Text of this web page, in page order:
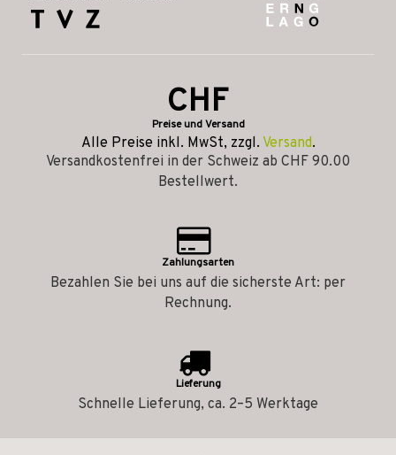
CHF
Preise und Versand
Alle Preise inkl. MwSt, zzgl. Versand.
Versandkostenfrei in der Schweiz ab CHF 90.00
Bestellwert.
Zahlungsarten
Bezahlen Sie bei uns auf die sicherste Art: per
Rechnung.
Lieferung
Schnelle Lieferung, ca. 2–5 Werktage